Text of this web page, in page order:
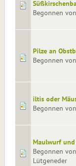
Begonnen
Pilze an
Begonnen
iltis oder
Begonnen
Maulwurf
Begonnen
Lütgeneder